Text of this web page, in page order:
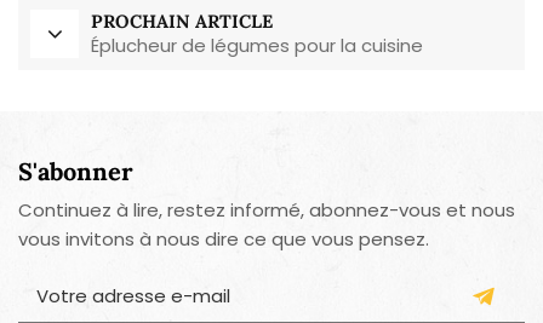
PROCHAIN ARTICLE
Éplucheur de légumes pour la cuisine
S'abonner
Continuez à lire, restez informé, abonnez-vous et nous
vous invitons à nous dire ce que vous pensez.